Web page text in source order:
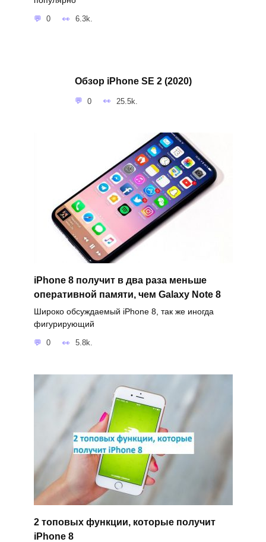
0 6.3k.
Обзор iPhone SE 2 (2020)
0 25.5k.
iPhone 8 получит в два раза меньше
оперативной памяти, чем Galaxy Note 8
Широко обсуждаемый iPhone 8, так же иногда
фигурирующий
0 5.8k.
2 топовых функции, которые получит
iPhone 8